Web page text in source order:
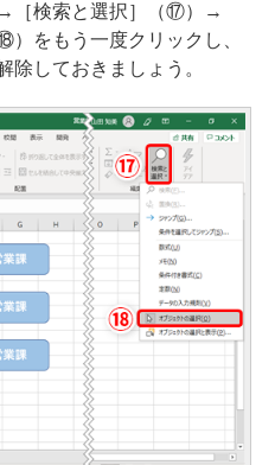
［検索と選択］（⑰）→
）をもう一度クリックし、
除しておきましょう。